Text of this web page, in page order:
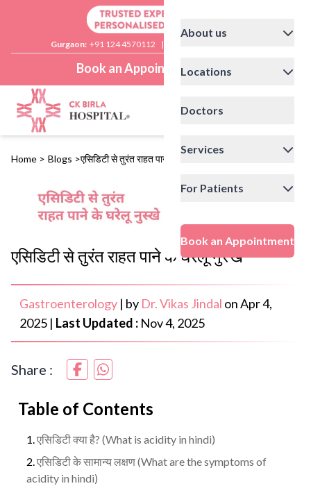
Gurgaon: +91 124 4570112 |
Book an Appointment
About us
Locations
Doctors
Services
For Patients
Book an Appointment
Home > Blogs >एसिडिटी से तुरंत राहत पाने के घरेलू नुस्खे
एसिडिटी से तुरंत राहत पाने के घरेलू नुस्खे
Gastroenterology | by Dr. Vikas Jindal onApr 4,
2025 | Last Updated : Nov 4, 2025
Share :
Table of Contents
एसिडिटी क्या है? (What is acidity in hindi)
एसिडिटी के सामान्य लक्षण (What are the symptoms of
acidity in hindi)